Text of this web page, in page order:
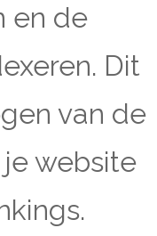
en de
Dit
van de
website